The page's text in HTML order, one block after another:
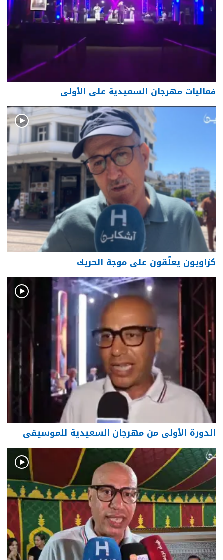
فعاليات مهرجان السعيدية على الأولى
كزاويون يعلّقون على موجة الحريك
الدورة الأولى من مهرجان السعيدية للموسيقى